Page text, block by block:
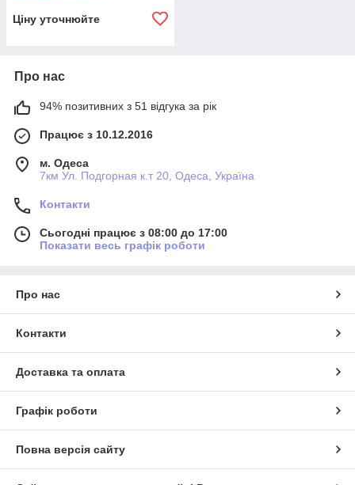
Ціну уточнюйте
Про нас
94% позитивних з 51 відгука за рік
Працює з 10.12.2016
м. Одеса
7км Ул. Подгорная к.т 20, Одеса, Україна
Контакти
Сьогодні працює з 08:00 до 17:00
Показати весь графік роботи
Про нас
Контакти
Доставка та оплата
Графік роботи
Повна версія сайту